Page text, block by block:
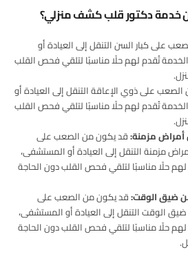
دكتور قلب كشف منزلي؟
على كبار السن التنقل إلى العيادة أو
تُقدم لهم حلًا مناسبًا لتلقي فحص القلب
على ذوي الإعاقة التنقل إلى العيادة أو
تُقدم لهم حلًا مناسبًا لتلقي فحص القلب
أمراض مزمنة:قد يكون من الصعب على
مزمنة التنقل إلى العيادة أو المستشفى،
حلًا مناسبًا لتلقي فحص القلب دون الحاجة
ضيق الوقت:قد يكون من الصعب على
الوقت التنقل إلى العيادة أو المستشفى،
حلًا مناسبًا لتلقي فحص القلب دون الحاجة